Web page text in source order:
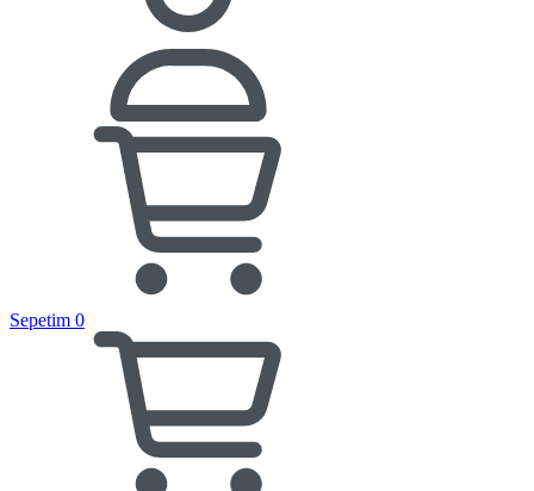
Sepetim 0